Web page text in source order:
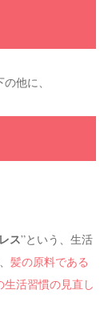
他に、
ス”という、生活
髪の原料である
活習慣の見直し